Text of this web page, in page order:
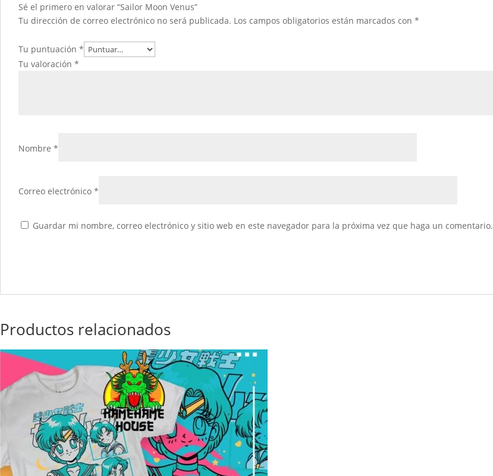
Sé el primero en valorar “Sailor Moon Venus”
Tu dirección de correo electrónico no será publicada. Los campos obligatorios están marcados con *
Tu puntuación *
Tu valoración *
Nombre *
Correo electrónico *
Guardar mi nombre, correo electrónico y sitio web en este navegador para la próxima vez que haga un comentario.
Productos relacionados